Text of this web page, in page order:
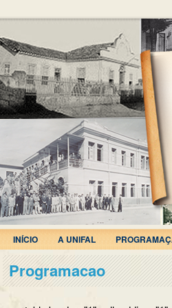
INÍCIO A UNIFAL
Programacao